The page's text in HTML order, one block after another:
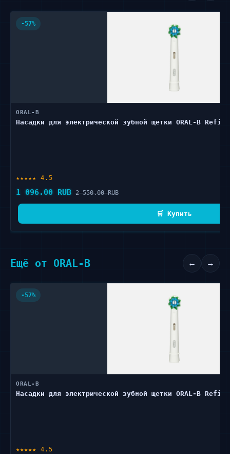
-57%
ORAL-B
Насадки для электрической зубной щетки ORAL-B
★★★★★ 4.5
1 096.00 RUB 2 550.00 RUB
🛒 Купить
Ещё от ORAL-B ← →
-57%
ORAL-B
Насадки для электрической зубной щетки ORAL-B
★★★★★ 4.5